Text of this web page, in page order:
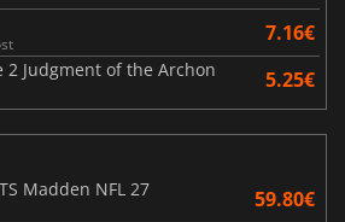
7.16€
2 Judgment of the Archon 5.25€
Madden NFL 27
59.80€